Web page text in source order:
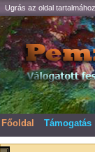
Ugrás az oldal tartalmához
Főoldal Támogatás